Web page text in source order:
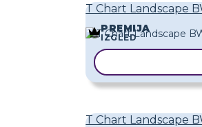
T Chart Landscape
PREMIJA
IZGLED
T Chart Landscape